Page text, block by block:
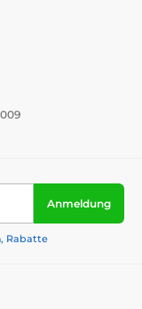
Anmeldung
Rabatte